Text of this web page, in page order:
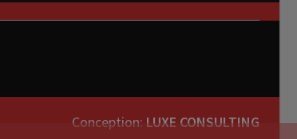
Conception: LUXE CONSULTING